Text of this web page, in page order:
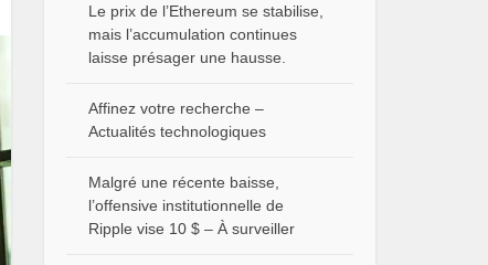
Le prix de l’Ethereum se stabilise,
mais l’accumulation continues
laisse présager une hausse.
Affinez votre recherche –
Actualités technologiques
Malgré une récente baisse,
l’offensive institutionnelle de
Ripple vise 10 $ – À surveiller